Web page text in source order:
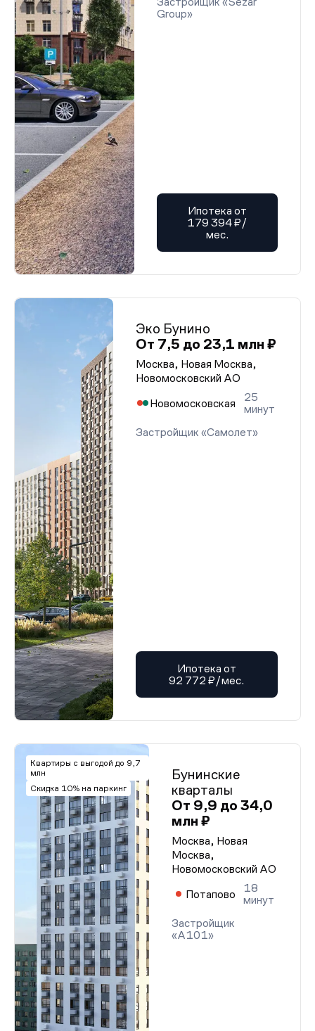
Group»
Ипотека от
179 394 ₽/
мес.
Эко Бунино
От 7,5 до 23,1 млн ₽
Москва, Новая Москва,
Новомосковский АО
Новомосковская
25
минут
Застройщик «Самолет»
Ипотека от
92 772 ₽/мес.
Квартиры с выгодой до 9,7
млн
Скидка 10% на паркинг
Бунинские
кварталы
От 9,9 до 34,0
млн ₽
Москва, Новая
Москва,
Новомосковский АО
Потапово
18
минут
Застройщик
«А101»